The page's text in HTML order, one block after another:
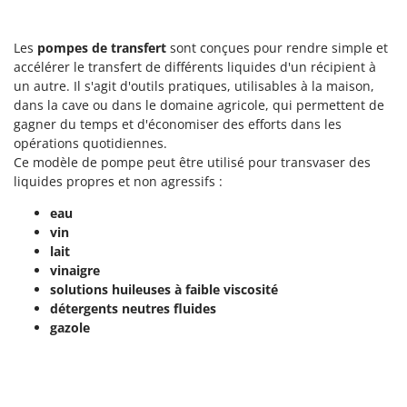
Trancheuses
Trancheuses de sol
Transpalettes
Treuils de débardage
Tronçonneuses
Vêtements de Sécurité
Vibroculteurs à tracteur
Landxcape
LAR Casalinghi
Lavor
Linea VZ
Lisam
Lotusgrill
M.A.I.BO.
Macom
Macte Ovens
Makita
MAMMAMIA
Les pompes de transfert sont conçues pour rendre simple et
accélérer le transfert de différents liquides d'un récipient à
un autre. Il s'agit d'outils pratiques, utilisables à la maison,
dans la cave ou dans le domaine agricole, qui permettent de
gagner du temps et d'économiser des efforts dans les
opérations quotidiennes.
Ce modèle de pompe peut être utilisé pour transvaser des
liquides propres et non agressifs :
eau
vin
lait
vinaigre
solutions huileuses à faible viscosité
détergents neutres fluides
gazole